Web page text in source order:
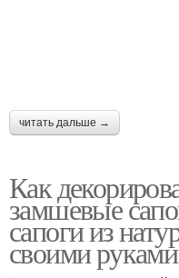
читать дальше →
Как
замшевые
сапоги из
своими руками